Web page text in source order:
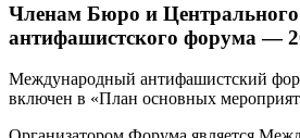
Членам Бюро и
антифашистского форума —
Международный антифашистский
включен в «План основных